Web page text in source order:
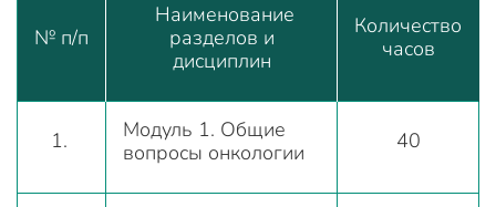
№ п/п
Наименование
разделов и
дисциплин
Количество
часов
1.
Модуль 1. Общие
вопросы онкологии
40